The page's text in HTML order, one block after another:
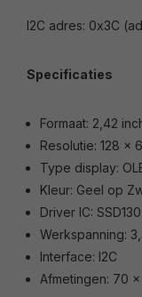
I2C adres: 0x3C
Specificaties
Formaat: 2,42
Resolutie: 128 x
Type display:
Kleur: Geel op
Driver IC:
Werkspanning:
Interface: I2C
Afmetingen: 70